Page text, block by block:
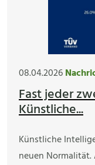
08.04.2026
Fast jeder
Künstliche...
Künstliche
neuen